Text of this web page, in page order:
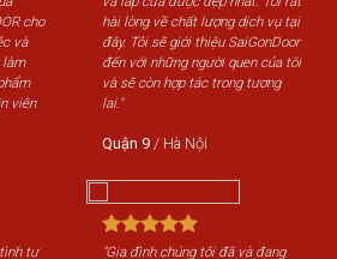
cho
và
làm
viên
hài lòng về chất lượng dịch vụ tại
đây. Tôi sẽ giới thiệu SaiGonDoor
đến với những người quen của tôi
và sẽ còn hợp tác trong tương
lai."
Quận 9 / Hà Nội
tư
"Gia đình chúng tôi đã và đang